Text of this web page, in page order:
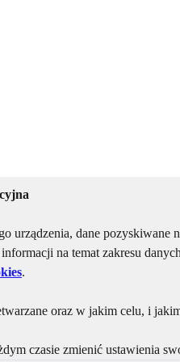
urządzenia, dane
na temat zakresu
.
oraz w jakim celu, i
czasie zmienić ustawienia